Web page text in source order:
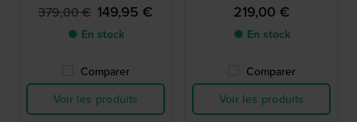
379,00 € 149,95 €
● En stock
Comparer
Voir les produits
219,00 €
● En stock
Comparer
Voir les produits